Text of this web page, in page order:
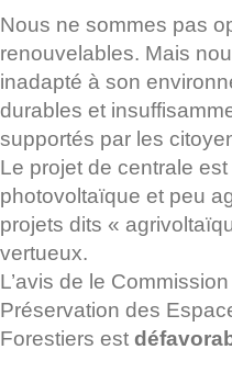
Nous ne sommes pas
renouvelables. Mais
inadapté à son
durables et
supportés par les
Le projet de centrale
photovoltaïque et peu
projets dits «
vertueux.
L’avis de le
Préservation des
Forestiers est